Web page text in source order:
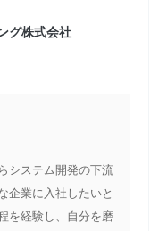
グ株式会社
システム開発の下流
企業に入社したいと
を経験し、自分を磨